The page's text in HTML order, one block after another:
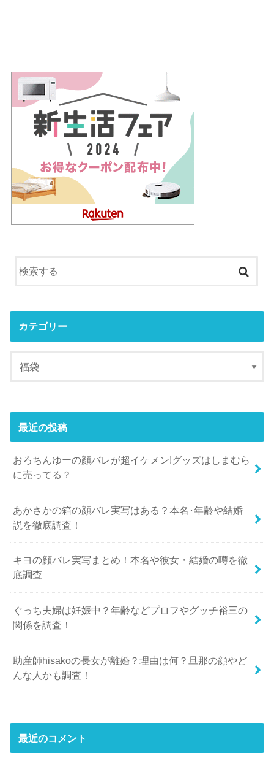
カテゴリー
最近の投稿
おろちんゆーの顔バレが超イケメン!グッズはしまむら
に売ってる？
あかさかの箱の顔バレ実写はある？本名･年齢や結婚
説を徹底調査！
キヨの顔バレ実写まとめ！本名や彼女・結婚の噂を徹
底調査
ぐっち夫婦は妊娠中？年齢などプロフやグッチ裕三の
関係を調査！
助産師hisakoの長女が離婚？理由は何？旦那の顔やど
んな人かも調査！
最近のコメント